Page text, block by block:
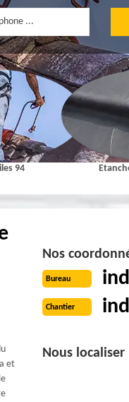
94
et
Nos
Bureau
Chantier
Nous localiser